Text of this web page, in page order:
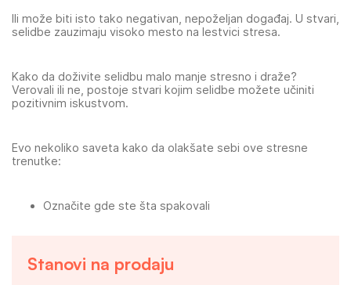
Ili može biti isto tako negativan, nepoželjan događaj. U stvari,
selidbe zauzimaju visoko mesto na lestvici stresa.
Kako da doživite selidbu malo manje stresno i draže?
Verovali ili ne, postoje stvari kojim selidbe možete učiniti
pozitivnim iskustvom.
Evo nekoliko saveta kako da olakšate sebi ove stresne
trenutke:
Označite gde ste šta spakovali
Stanovi na prodaju